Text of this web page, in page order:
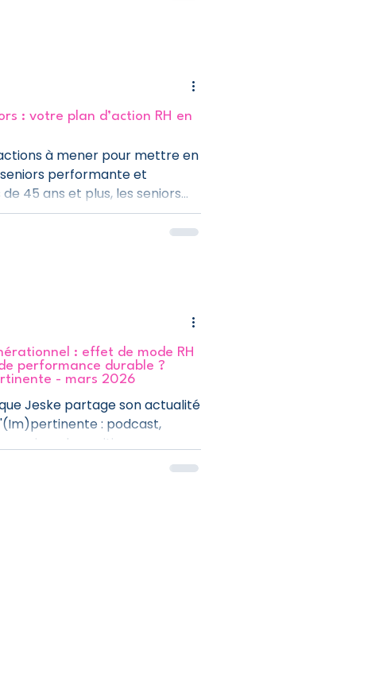
: votre plan d’action RH en
à mener pour mettre en
performante et
45 ans et plus, les seniors
: effet de mode RH
performance durable ?
- mars 2026
Jeske partage son actualité
: podcast,
prises de position,
managers. Dans ce numéro :